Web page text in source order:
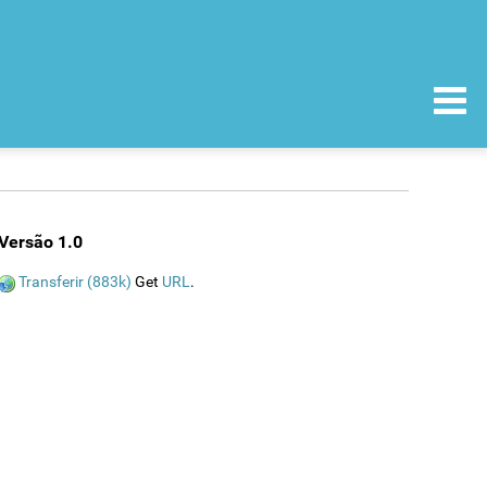
1.0
Transferir (883k) Get URL.